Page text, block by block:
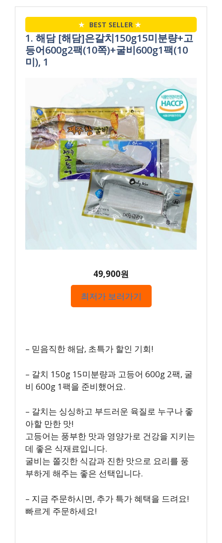
★ BEST SELLER ★
1. 해담 [해담]은갈치150g15미분량+고
등어600g2팩(10쪽)+굴비600g1팩(10
미), 1
49,900원
최저가 보러가기
– 믿음직한 해담, 초특가 할인 기회!
– 갈치 150g 15미분량과 고등어 600g 2팩, 굴
비 600g 1팩을 준비했어요.
– 갈치는 싱싱하고 부드러운 육질로 누구나 좋
아할 만한 맛!
고등어는 풍부한 맛과 영양가로 건강을 지키는
데 좋은 식재료입니다.
굴비는 쫄깃한 식감과 진한 맛으로 요리를 풍
부하게 해주는 좋은 선택입니다.
– 지금 주문하시면, 추가 특가 혜택을 드려요!
빠르게 주문하세요!